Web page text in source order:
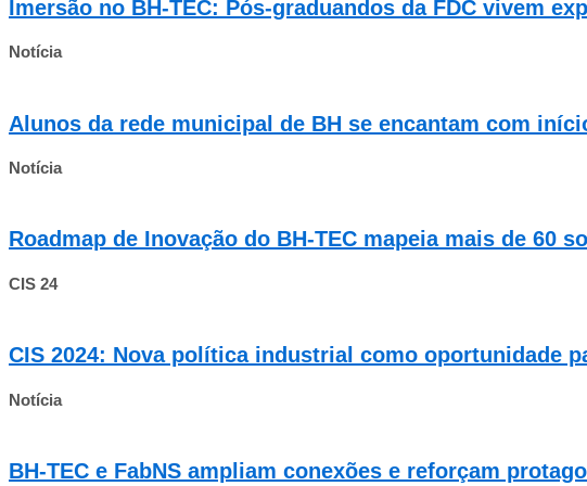
Imersão no BH-TEC: Pós-graduandos da FDC vivem
Notícia
Alunos da rede municipal de BH se encantam com
Notícia
Roadmap de Inovação do BH-TEC mapeia mais de 60
CIS 24
CIS 2024: Nova política industrial como oportunidade
Notícia
BH-TEC e FabNS ampliam conexões e reforçam